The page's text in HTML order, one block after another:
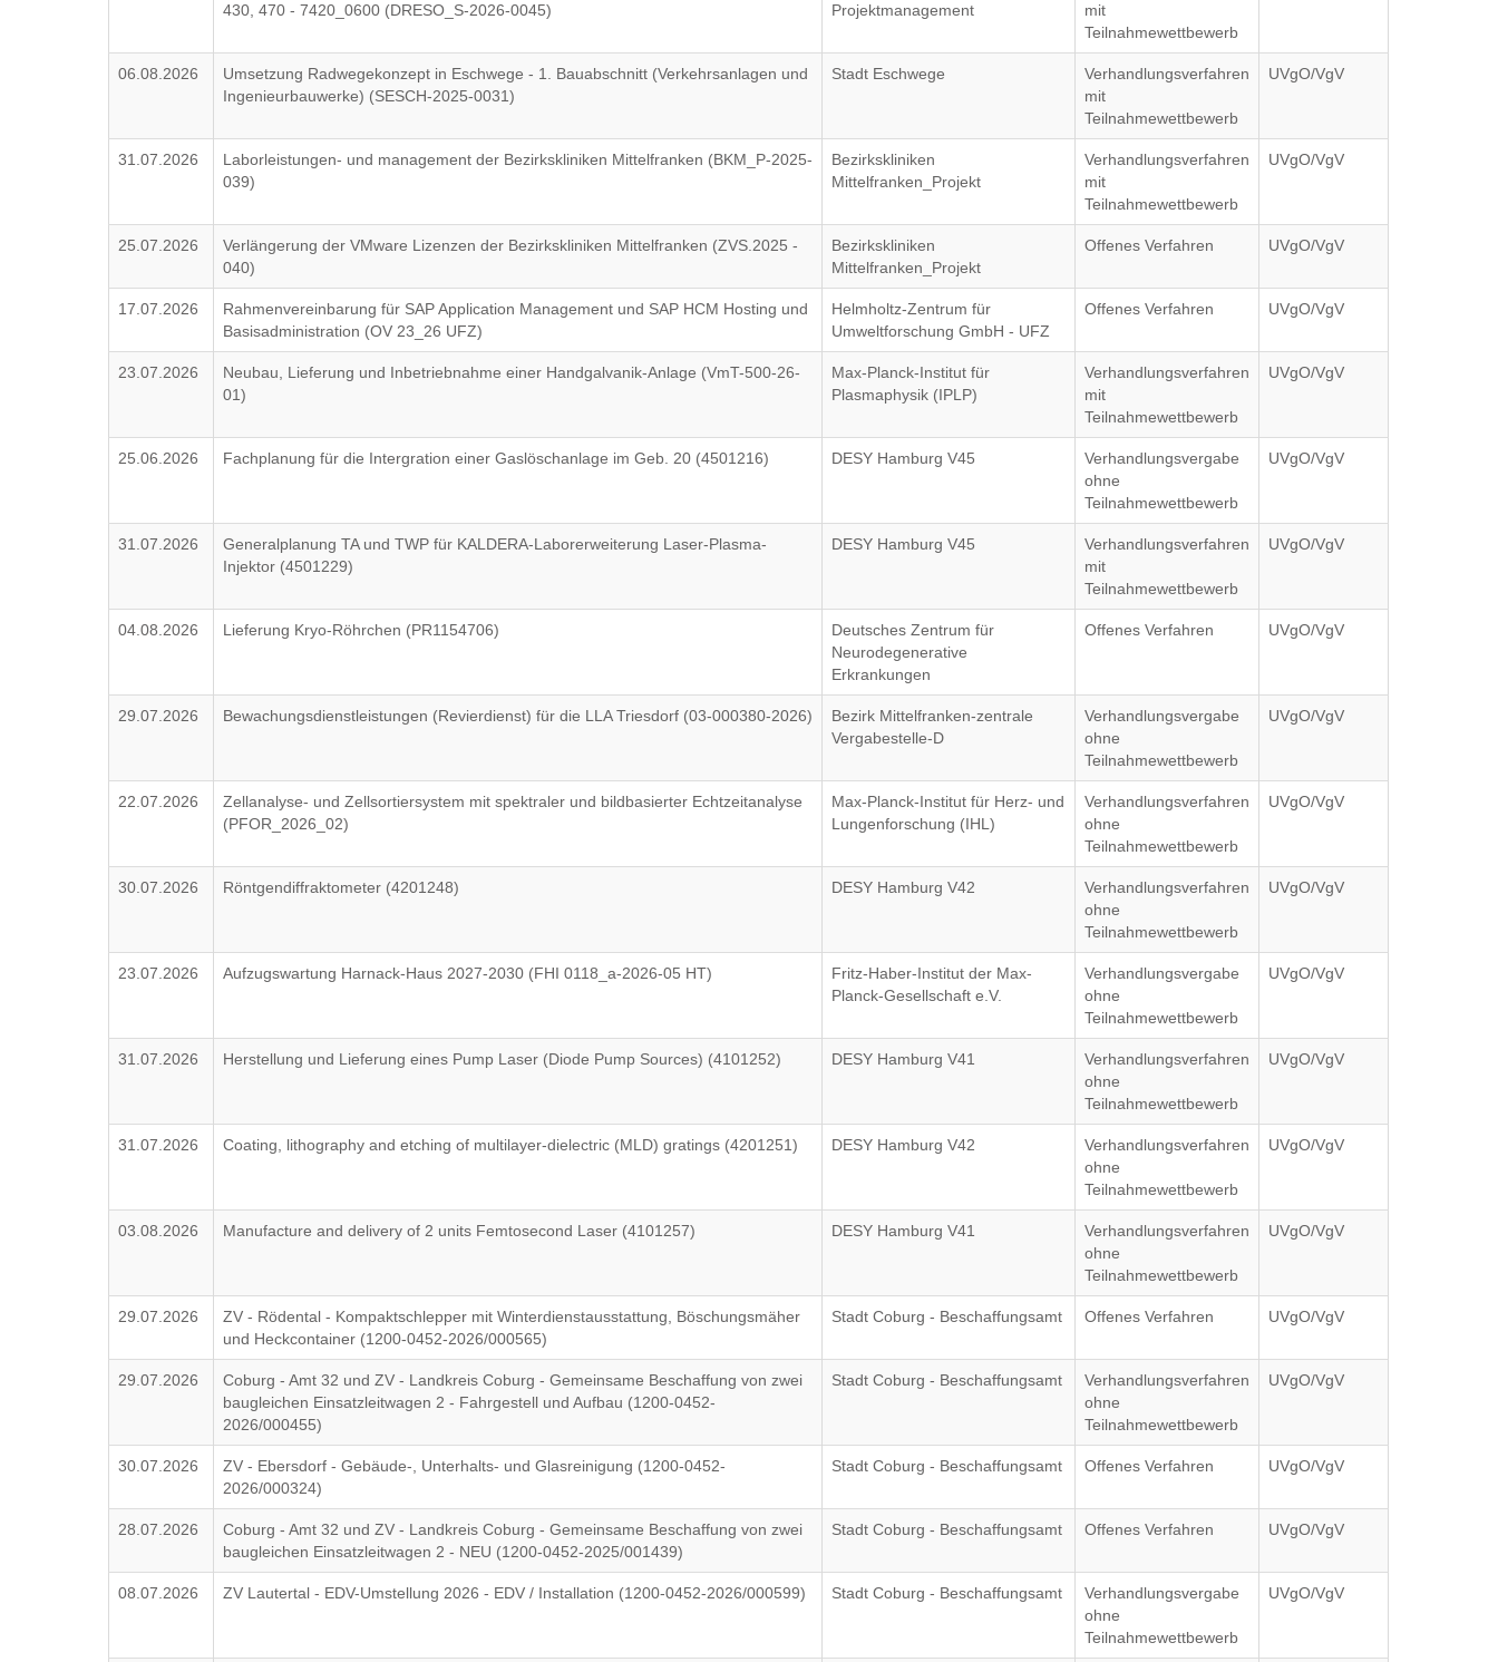
430, 470 - 7420_0600 (DRESO_S-2026-0045)
Projektmanagement
mit
Teilnahmewettbewerb
06.08.2026
Umsetzung Radwegekonzept in Eschwege - 1. Bauabschnitt (Verkehrsanlagen und
Ingenieurbauwerke) (SESCH-2025-0031)
Stadt Eschwege
Verhandlungsverfahren
mit
Teilnahmewettbewerb
UVgO/VgV
31.07.2026
Laborleistungen- und management der Bezirkskliniken Mittelfranken (BKM_P-2025-
039)
Bezirkskliniken
Mittelfranken_Projekt
Verhandlungsverfahren
mit
Teilnahmewettbewerb
UVgO/VgV
25.07.2026
Verlängerung der VMware Lizenzen der Bezirkskliniken Mittelfranken (ZVS.2025 -
040)
Bezirkskliniken
Mittelfranken_Projekt
Offenes Verfahren UVgO/VgV
17.07.2026
Rahmenvereinbarung für SAP Application Management und SAP HCM Hosting und
Basisadministration (OV 23_26 UFZ)
Helmholtz-Zentrum für
Umweltforschung GmbH - UFZ
Offenes Verfahren UVgO/VgV
23.07.2026
Neubau, Lieferung und Inbetriebnahme einer Handgalvanik-Anlage (VmT-500-26-
01)
Max-Planck-Institut für
Plasmaphysik (IPLP)
Verhandlungsverfahren
mit
Teilnahmewettbewerb
UVgO/VgV
25.06.2026 Fachplanung für die Intergration einer Gaslöschanlage im Geb. 20 (4501216) DESY Hamburg V45
Verhandlungsvergabe
ohne
Teilnahmewettbewerb
UVgO/VgV
31.07.2026
Generalplanung TA und TWP für KALDERA-Laborerweiterung Laser-Plasma-
Injektor (4501229)
DESY Hamburg V45
Verhandlungsverfahren
mit
Teilnahmewettbewerb
UVgO/VgV
04.08.2026 Lieferung Kryo-Röhrchen (PR1154706)
Deutsches Zentrum für
Neurodegenerative
Erkrankungen
Offenes Verfahren UVgO/VgV
29.07.2026 Bewachungsdienstleistungen (Revierdienst) für die LLA Triesdorf (03-000380-2026)
Bezirk Mittelfranken-zentrale
Vergabestelle-D
Verhandlungsvergabe
ohne
Teilnahmewettbewerb
UVgO/VgV
22.07.2026
Zellanalyse- und Zellsortiersystem mit spektraler und bildbasierter Echtzeitanalyse
(PFOR_2026_02)
Max-Planck-Institut für Herz- und
Lungenforschung (IHL)
Verhandlungsverfahren
ohne
Teilnahmewettbewerb
UVgO/VgV
30.07.2026 Röntgendiffraktometer (4201248) DESY Hamburg V42
Verhandlungsverfahren
ohne
Teilnahmewettbewerb
UVgO/VgV
23.07.2026 Aufzugswartung Harnack-Haus 2027-2030 (FHI 0118_a-2026-05 HT)
Fritz-Haber-Institut der Max-
Planck-Gesellschaft e.V.
Verhandlungsvergabe
ohne
Teilnahmewettbewerb
UVgO/VgV
31.07.2026 Herstellung und Lieferung eines Pump Laser (Diode Pump Sources) (4101252) DESY Hamburg V41
Verhandlungsverfahren
ohne
Teilnahmewettbewerb
UVgO/VgV
31.07.2026 Coating, lithography and etching of multilayer-dielectric (MLD) gratings (4201251) DESY Hamburg V42
Verhandlungsverfahren
ohne
Teilnahmewettbewerb
UVgO/VgV
03.08.2026 Manufacture and delivery of 2 units Femtosecond Laser (4101257) DESY Hamburg V41
Verhandlungsverfahren
ohne
Teilnahmewettbewerb
UVgO/VgV
29.07.2026
ZV - Rödental - Kompaktschlepper mit Winterdienstausstattung, Böschungsmäher
und Heckcontainer (1200-0452-2026/000565)
Stadt Coburg - Beschaffungsamt Offenes Verfahren UVgO/VgV
29.07.2026
Coburg - Amt 32 und ZV - Landkreis Coburg - Gemeinsame Beschaffung von zwei
baugleichen Einsatzleitwagen 2 - Fahrgestell und Aufbau (1200-0452-
2026/000455)
Stadt Coburg - Beschaffungsamt
Verhandlungsverfahren
ohne
Teilnahmewettbewerb
UVgO/VgV
30.07.2026
ZV - Ebersdorf - Gebäude-, Unterhalts- und Glasreinigung (1200-0452-
2026/000324)
Stadt Coburg - Beschaffungsamt Offenes Verfahren UVgO/VgV
28.07.2026
Coburg - Amt 32 und ZV - Landkreis Coburg - Gemeinsame Beschaffung von zwei
baugleichen Einsatzleitwagen 2 - NEU (1200-0452-2025/001439)
Stadt Coburg - Beschaffungsamt Offenes Verfahren UVgO/VgV
08.07.2026 ZV Lautertal - EDV-Umstellung 2026 - EDV / Installation (1200-0452-2026/000599) Stadt Coburg - Beschaffungsamt
Verhandlungsvergabe
ohne
Teilnahmewettbewerb
UVgO/VgV